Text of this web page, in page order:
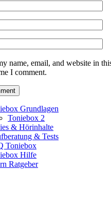
name, email, and website in
I comment.
Grundlagen
Toniebox 2
& Hörinhalte
& Tests
Toniebox
Hilfe
Ratgeber